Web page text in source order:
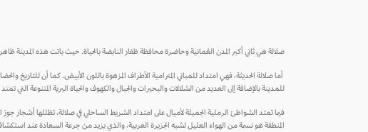
صلالة هي ثاني أكبر المدن العُمانية وحاضرة محافظة ظفار النابضة بالحياة. حيث باتت هذه المدينة
أما صلالة الحديثة، فهي امتداد للمباني المترامية الأطراف المزهوة باللون الأبيض. كما أن
للمدينة بالإضافة إلى العديد من الشلالات والبحيرات والجبال والكهوف والحياة البرية المتنوعة التي
فيما تمتد الشواطئ الرملية الجميلة لأميال على امتداد الشريط الساحلي في صلالة، تظللها أشجار
المنطقة هو نسمة من الهواء العليل لشبه الجزيرة العربية، والذي يزيد من جرعة السعادة عند